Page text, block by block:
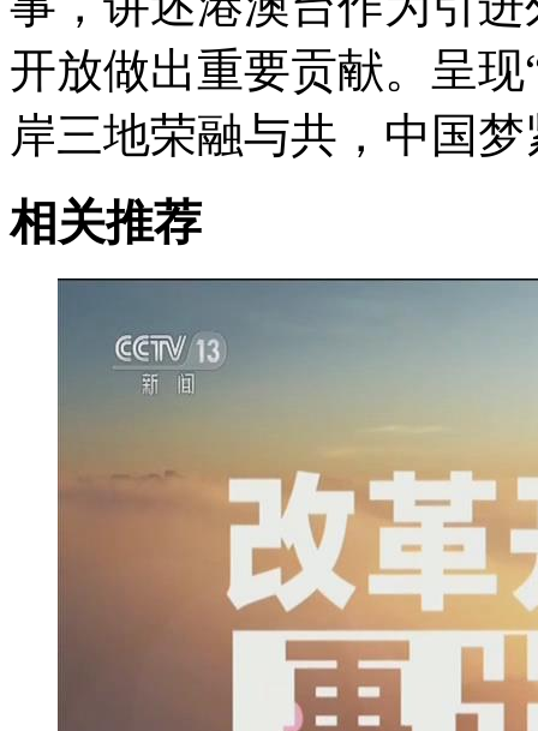
开放做出重要贡献。呈
岸三地荣融与共，中国
相关推荐